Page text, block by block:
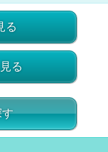
る
る
す